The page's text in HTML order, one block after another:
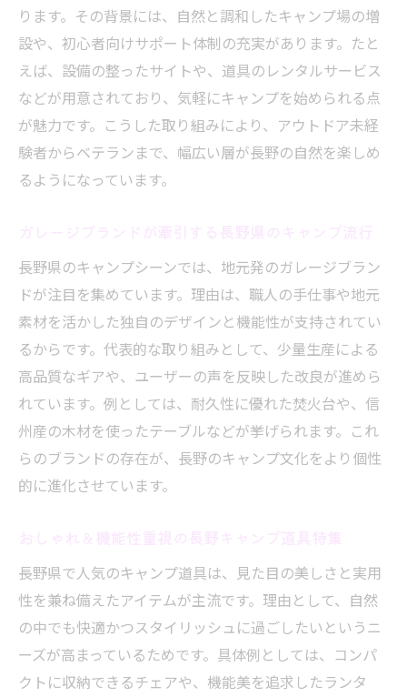
キャンプ好きが語る長野ガレージブランド
の評判
おしゃれなアウトドアグッズ選びを長野で楽し
む
長野でおしゃれなキャンプ道具を選ぶポイ
ント
アウトドアショップで探す長野の人気キャ
品特集
ガレージブランド発のデザイン性高いキャ
ンプ道具
長野県で注目のアウトドアファッションと
おしゃれキャンパーにおすすめの長野グッ
ズ選び
機能性重視なら長野発のキャンプギアがおすす
選び方
アウトドア初心者も安心の長野発キャンプ
ギア特集
長野発ガレージブランドの機能美を体感し
よう
ります。その背景には、自然と調和したキャンプ場の増
設や、初心者向けサポート体制の充実があります。たと
えば、設備の整ったサイトや、道具のレンタルサービス
などが用意されており、気軽にキャンプを始められる点
が魅力です。こうした取り組みにより、アウトドア未経
験者からベテランまで、幅広い層が長野の自然を楽しめ
るようになっています。
長野県のキャンプシーンでは、地元発のガレージブラン
ドが注目を集めています。理由は、職人の手仕事や地元
素材を活かした独自のデザインと機能性が支持されてい
るからです。代表的な取り組みとして、少量生産による
高品質なギアや、ユーザーの声を反映した改良が進めら
れています。例としては、耐久性に優れた焚火台や、信
州産の木材を使ったテーブルなどが挙げられます。これ
らのブランドの存在が、長野のキャンプ文化をより個性
的に進化させています。
長野県で人気のキャンプ道具は、見た目の美しさと実用
性を兼ね備えたアイテムが主流です。理由として、自然
の中でも快適かつスタイリッシュに過ごしたいというニ
ーズが高まっているためです。具体例としては、コンパ
クトに収納できるチェアや、機能美を追求したランタ